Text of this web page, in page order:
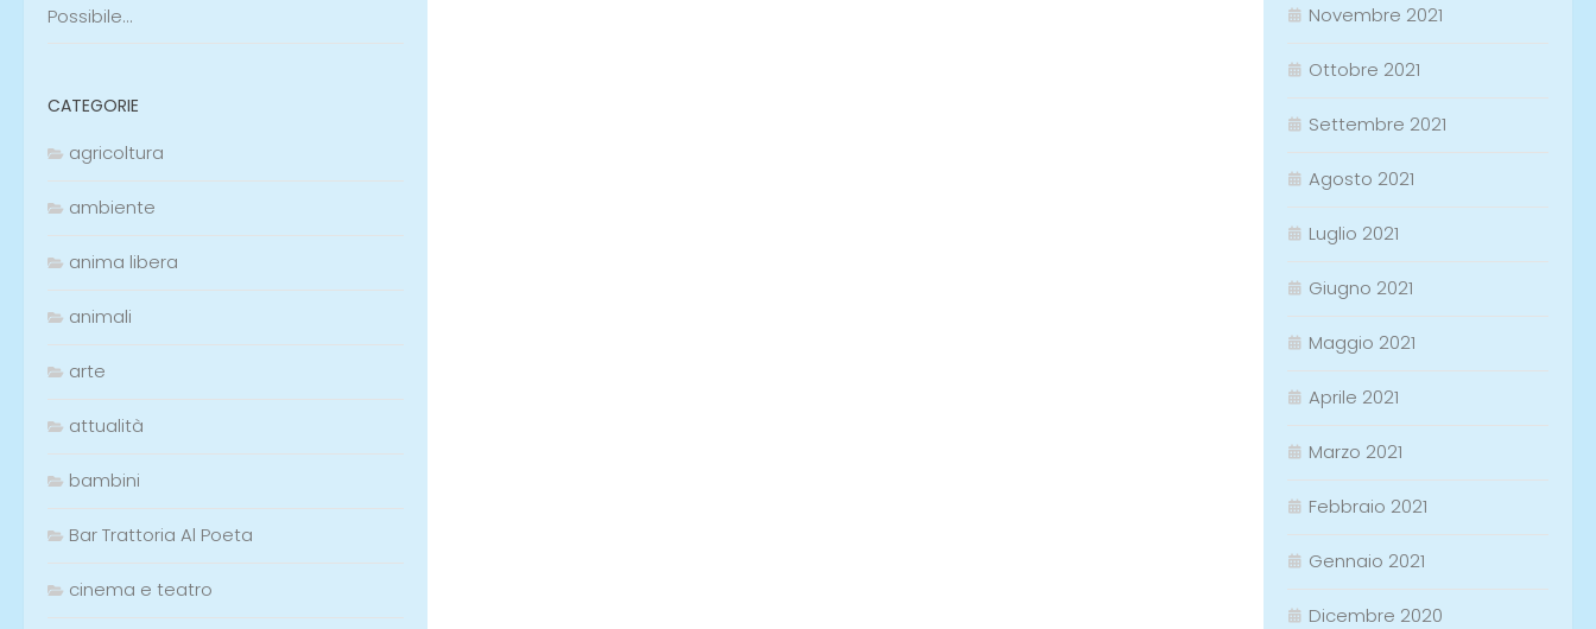
Possibile…
CATEGORIE
agricoltura
ambiente
anima libera
animali
arte
attualità
bambini
Bar Trattoria Al Poeta
cinema e teatro
Novembre 2021
Ottobre 2021
Settembre 2021
Agosto 2021
Luglio 2021
Giugno 2021
Maggio 2021
Aprile 2021
Marzo 2021
Febbraio 2021
Gennaio 2021
Dicembre 2020